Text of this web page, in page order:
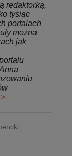
redaktorką,
tysiąc
portalach
można
jak